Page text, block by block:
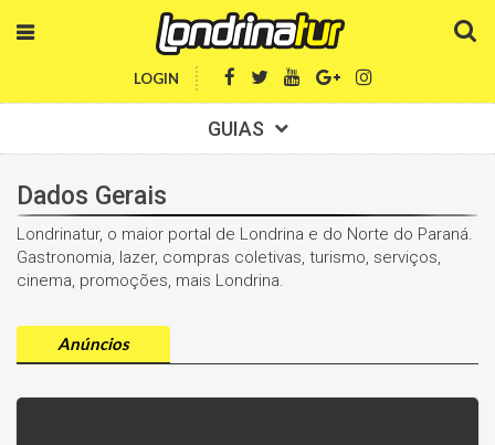
LOGIN
GUIAS
Dados Gerais
Londrinatur, o maior portal de Londrina e do Norte do Paraná.
Gastronomia, lazer, compras coletivas, turismo, serviços,
cinema, promoções, mais Londrina.
Anúncios